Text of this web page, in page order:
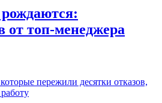
от топ-менеджера